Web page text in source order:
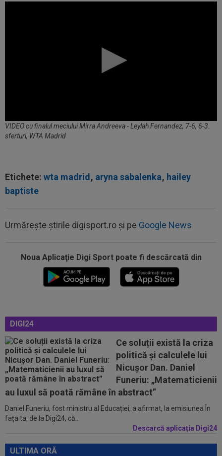
VIDEO cu finalul meciului Mirra Andreeva - Leylah Fernandez, 7-6, 6-3.
sferturi, WTA Madrid
Etichete: wta madrid, aryna sabalenka, hailey
baptiste
Urmărește știrile digisport.ro și pe Google News
Noua Aplicaţie Digi Sport poate fi descărcată din
DIGI24
Ce soluții există la criza
politică și calculele lui
Nicușor Dan. Daniel
Funeriu: „Matematicienii
au luxul să poată rămâne în abstract”
Daniel Funeriu, fost ministru al Educației, a afirmat, la emisiunea În
fața ta, de la Digi24, că...
Descarcă aplicația Digi24
ULTIMA ORĂ
16:47
Ce ofertă: 115.000.000 de euro pentru
16:46
Surpriză uriașă: Kylian Mbappe semnează!
”Acordul se încheie acum! O schimbare...
Edi Iordănescu i-a spus-o clar lui Daniel
16:28
Romelu Lukaku pleacă de la Napoli! Salariul pe
care-l va avea și suma de...
16:10
FCSB a luat decizia în cazul lui Ștefan
Târnovanu, după ce l-a scos din lot
17:15 LIVE VIDEO&SCORE
Chindia - Metaloglobus
1-0, DGS 1. Honciu a deschis scorul. Erico, eliminat!
16:57 EXCLUSIV
Promisiunea pe care i-a făcut-o
Ioan Varga lui Marius Șumudică
1. Echipele. Moldovenii s-au...